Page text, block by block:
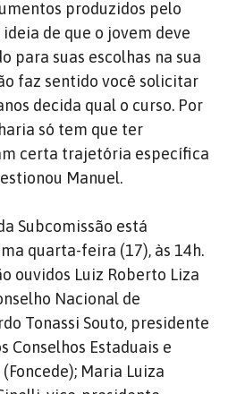
produzidos pelo
de que o jovem deve
para suas escolhas na sua
faz sentido você solicitar
decida qual o curso. Por
só tem que ter
certa trajetória específica
Manuel.
Subcomissão está
quarta-feira (17), às 14h.
ouvidos Luiz Roberto Liza
Nacional de
Tonassi Souto, presidente
Conselhos Estaduais e
Maria Luiza